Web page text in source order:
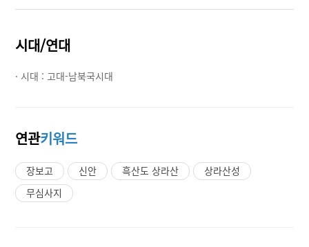
시대/연대
· 시대 : 고대-남북국시대
연관키워드
장보고 신안 흑산도 상라산
상라산성
무심사지